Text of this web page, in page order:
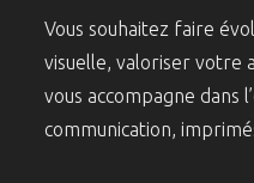
Vous souhaitez faire
visuelle, valoriser votre
vous accompagne dans
communication,